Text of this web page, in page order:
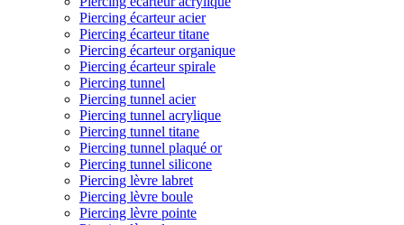
Piercing écarteur acier
Piercing écarteur titane
Piercing écarteur organique
Piercing écarteur spirale
Piercing tunnel
Piercing tunnel acier
Piercing tunnel acrylique
Piercing tunnel titane
Piercing tunnel plaqué or
Piercing tunnel silicone
Piercing lèvre labret
Piercing lèvre boule
Piercing lèvre pointe